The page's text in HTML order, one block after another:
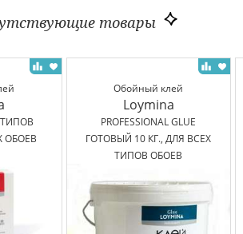
товары
ТИПОВ
ОБОЕВ
Обойный клей
Loymina
PROFESSIONAL GLUE
ГОТОВЫЙ 10 КГ., ДЛЯ ВСЕХ
ТИПОВ ОБОЕВ